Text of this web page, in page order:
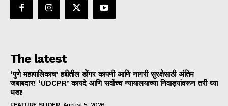
The latest
‘पुणे महापालिकाच’ हद्दीतील डोंगर कापणी आणि नागरी सुरक्षेसाठी अंतिम
जबाबदार! ‘UDCPR’ कायदे आणि सर्वोच्च न्यायालयाच्या निवाड्यांवरून तरी घ्या
धडा!